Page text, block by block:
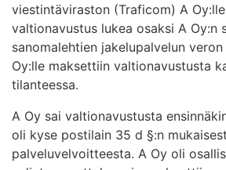
viestintäviraston (Traficom) A
valtionavustus lukea osaksi A Oy:n
sanomalehtien jakelupalvelun
Oy:lle maksettiin valtionavustusta
tilanteessa.
A Oy sai valtionavustusta
oli kyse postilain 35 d §:n
palveluvelvoitteesta. A Oy oli